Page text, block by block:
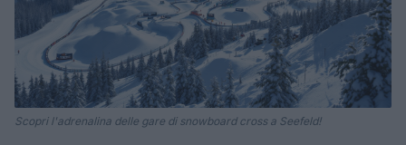
Scopri l'adrenalina delle gare di snowboard cross a Seefeld!